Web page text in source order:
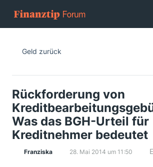
Geld zurück
Rückforderung von
Was das BGH-Urteil für
Kreditnehmer bedeutet
Franziska 28. Mai 2014 um 11:50